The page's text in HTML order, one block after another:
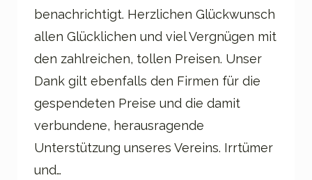
benachrichtigt. Herzlichen Glückwunsch
allen Glücklichen und viel Vergnügen mit
den zahlreichen, tollen Preisen. Unser
Dank gilt ebenfalls den Firmen für die
gespendeten Preise und die damit
verbundene, herausragende
Unterstützung unseres Vereins. Irrtümer
und…